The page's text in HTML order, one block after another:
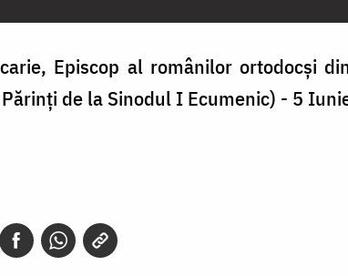
Episcop al românilor ortodocși
de la Sinodul I Ecumenic) - 5